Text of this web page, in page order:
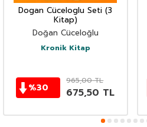
Dogan Cüceloglu Seti (3
Kitap)
Doğan Cüceloğlu
Kronik Kitap
%30
965,00TL
675,50 TL